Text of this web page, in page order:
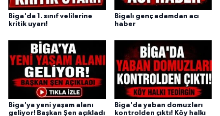
Biga'da 1. sınıf velilerine
kritik uyarı!
Bigalı genç adamdan acı
haber
Biga'ya yeni yaşam alanı
geliyor! Başkan Şen açıkladı
Biga'da yaban domuzları
kontrolden çıktı! Köy halkı